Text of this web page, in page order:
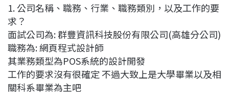
b
o
o
k
a
s
e
I
n
L
n
1. 公司名稱、職務、行業、職務類別，以及工作的要
求？
面試公司為: 群豐資訊科技股份有限公司(高雄分公司)
職務為: 網頁程式設計師
其業務類型為POS系統的設計開發
工作的要求沒有很確定 不過大致上是大學畢業以及相
關科系畢業為主吧